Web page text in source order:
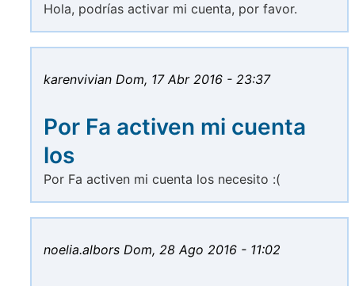
Hola, podrías activar mi cuenta, por favor.
karenvivian Dom, 17 Abr 2016 - 23:37
Por Fa activen mi cuenta
los
Por Fa activen mi cuenta los necesito :(
noelia.albors Dom, 28 Ago 2016 - 11:02